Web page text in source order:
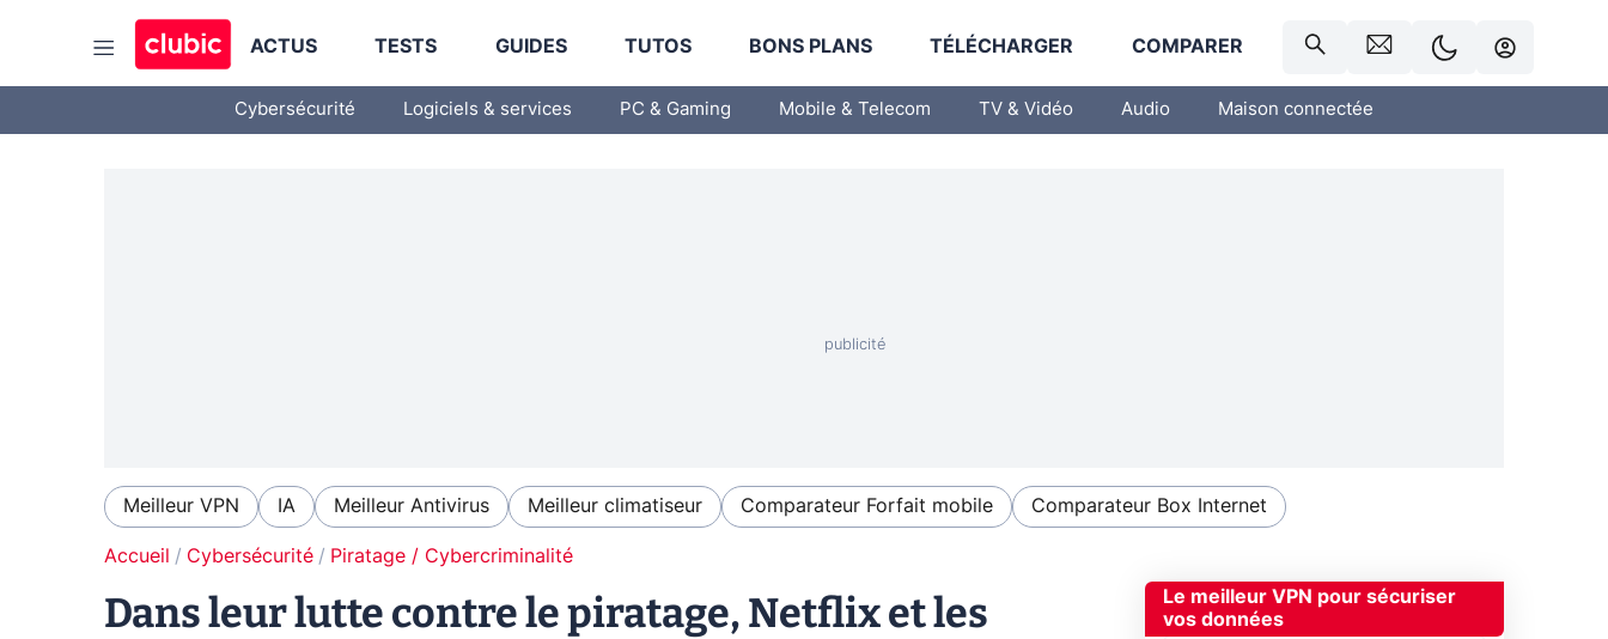
ACTUS TESTS GUIDES TUTOS BONS PLANS TÉLÉCHARGER COMPARER
Cybersécurité Logiciels & services PC & Gaming Mobile & Telecom TV & Vidéo Audio Maison connectée
Meilleur VPN IA Meilleur Antivirus Meilleur climatiseur Comparateur Forfait mobile Comparateur Box Internet
Accueil Cybersécurité Piratage / Cybercriminalité
Dans leur lutte contre le piratage, Netflix et les
Le meilleur VPN pour sécuriser
vos données